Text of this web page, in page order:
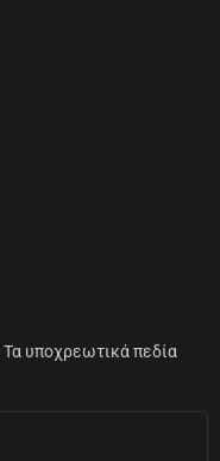
Τα υποχρεωτικά πεδία